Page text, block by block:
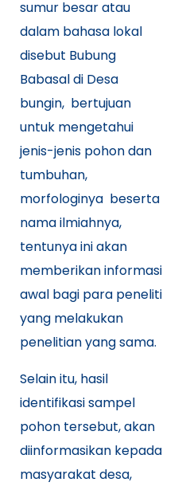
sumur besar atau
dalam bahasa lokal
disebut Bubung
Babasal di Desa
bungin, bertujuan
untuk mengetahui
jenis-jenis pohon dan
tumbuhan,
morfologinya beserta
nama ilmiahnya,
tentunya ini akan
memberikan informasi
awal bagi para peneliti
yang melakukan
penelitian yang sama.
Selain itu, hasil
identifikasi sampel
pohon tersebut, akan
diinformasikan kepada
masyarakat desa,